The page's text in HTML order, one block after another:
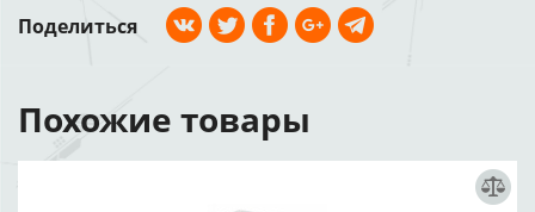
Поделиться
Похожие товары